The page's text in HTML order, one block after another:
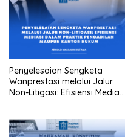
Penyelesaian Sengketa
Wanprestasi melalui Jalur
Non-Litigasi: Efisiensi Mediasi